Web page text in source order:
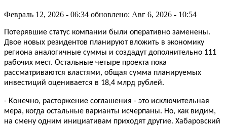
Февраль 12, 2026 - 06:34 обновлено: Авг 6, 2026 - 10:54
Потерявшие статус компании были оперативно заменены.
Двое новых резидентов планируют вложить в экономику
региона аналогичные суммы и создадут дополнительно 111
рабочих мест. Остальные четыре проекта пока
рассматриваются властями, общая сумма планируемых
инвестиций оценивается в 18,4 млрд рублей.
- Конечно, расторжение соглашения - это исключительная
мера, когда остальные варианты исчерпаны. Но, как видим,
на смену одним инициативам приходят другие. Хабаровский